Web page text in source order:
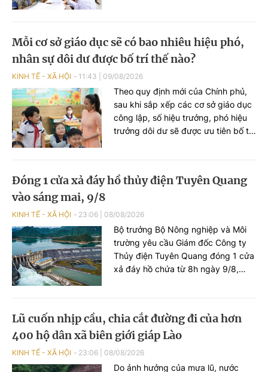
áp dụng phương pháp tính thuế đơn
giản cũng được đề xuất nâng từ 3
tỷ đồng lên 10 tỷ đồng/năm.
Mỗi cơ sở giáo dục sẽ có bao nhiêu hiệu phó,
nhân sự dôi dư được bố trí thế nào?
KINH TẾ - XÃ HỘI 11:43 09/08/2026
Theo quy định mới của Chính phủ,
sau khi sắp xếp các cơ sở giáo dục
công lập, số hiệu trưởng, phó hiệu
trưởng dôi dư sẽ được ưu tiên bố trí
Đóng 1 cửa xả đáy hồ thủy điện Tuyên Quang
vào sáng mai, 9/8
KINH TẾ - XÃ HỘI 23:06 08/08/2026
Bộ trưởng Bộ Nông nghiệp và Môi
trường yêu cầu Giám đốc Công ty
Thủy điện Tuyên Quang đóng 1 cửa
xả đáy hồ chứa từ 8h ngày 9/8,
Lũ cuốn nhịp cầu, chia cắt đường đi của hơn
400 hộ dân xã biên giới giáp Lào
KINH TẾ - XÃ HỘI 23:06 08/08/2026
Do ảnh hưởng của mưa lũ, nước